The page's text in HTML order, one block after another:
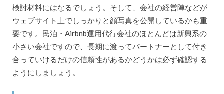
検討材料にはなるでしょう。そして、会社の経営陣などが
ウェブサイト上でしっかりと顔写真を公開しているかも重
要です。民泊・Airbnb運用代行会社のほとんどは新興系の
小さい会社ですので、長期に渡ってパートナーとして付き
合っていけるだけの信頼性があるかどうかは必ず確認する
ようにしましょう。